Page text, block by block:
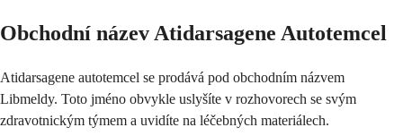
Obchodní název Atidarsagene Autotemcel
Atidarsagene autotemcel se prodává pod obchodním názvem
Libmeldy. Toto jméno obvykle uslyšíte v rozhovorech se svým
zdravotnickým týmem a uvidíte na léčebných materiálech.